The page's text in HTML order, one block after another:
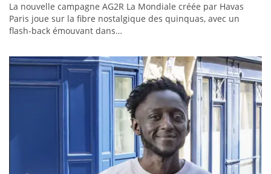
La nouvelle campagne AG2R La Mondiale créée par Havas
Paris joue sur la fibre nostalgique des quinquas, avec un
flash-back émouvant dans…